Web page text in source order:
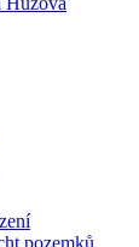
pozemků